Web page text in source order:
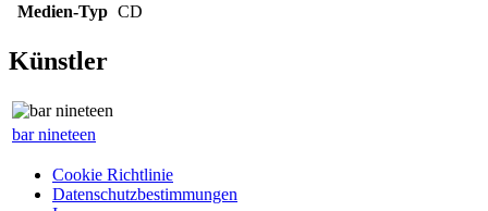
Medien-Typ CD
Künstler
bar nineteen
Footer
Cookie Richtlinie
Datenschutzbestimmungen